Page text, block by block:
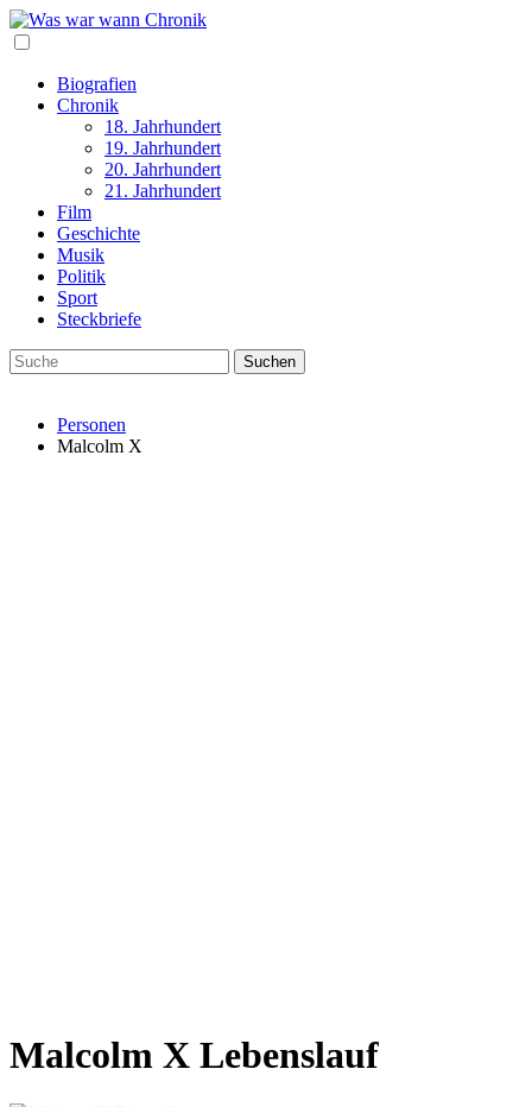
Biografien
Chronik
18. Jahrhundert
19. Jahrhundert
20. Jahrhundert
21. Jahrhundert
Film
Geschichte
Musik
Politik
Sport
Steckbriefe
Personen
Malcolm X
Malcolm X Lebenslauf